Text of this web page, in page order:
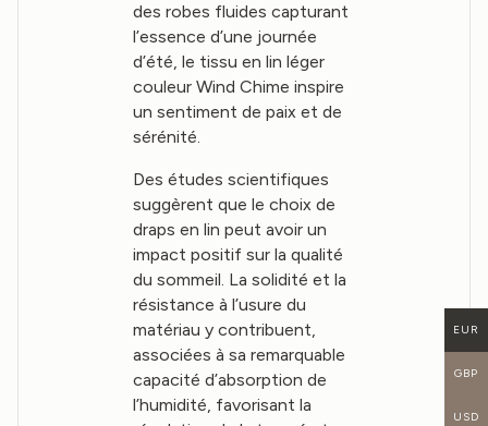
des robes fluides capturant
l’essence d’une journée
d’été, le tissu en lin léger
couleur Wind Chime inspire
un sentiment de paix et de
sérénité.
Des études scientifiques
suggèrent que le choix de
draps en lin peut avoir un
impact positif sur la qualité
du sommeil. La solidité et la
résistance à l’usure du
matériau y contribuent,
associées à sa remarquable
capacité d’absorption de
l’humidité, favorisant la
EUR
GBP
USD